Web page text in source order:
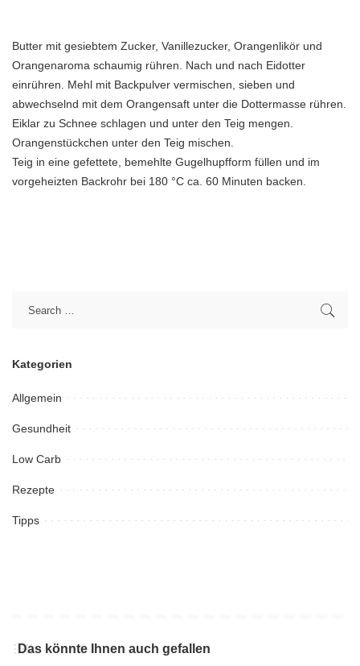
Butter mit gesiebtem Zucker, Vanillezucker, Orangenlikör und
Orangenaroma schaumig rühren. Nach und nach Eidotter
einrühren. Mehl mit Backpulver vermischen, sieben und
abwechselnd mit dem Orangensaft unter die Dottermasse rühren.
Eiklar zu Schnee schlagen und unter den Teig mengen.
Orangenstückchen unter den Teig mischen.
Teig in eine gefettete, bemehlte Gugelhupfform füllen und im
vorgeheizten Backrohr bei 180 °C ca. 60 Minuten backen.
Kategorien
Allgemein
Gesundheit
Low Carb
Rezepte
Tipps
Das könnte Ihnen auch gefallen